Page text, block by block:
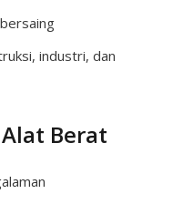
industri, dan
Berat